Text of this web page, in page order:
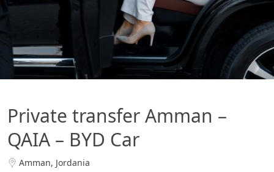
Private transfer Amman –
QAIA – BYD Car
Amman, Jordania